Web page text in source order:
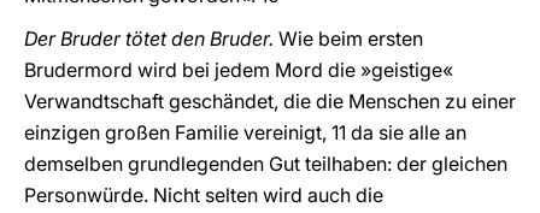
Der Bruder tötet den Bruder. Wie beim ersten
Brudermord wird bei jedem Mord die »geistige«
Verwandtschaft geschändet, die die Menschen zu einer
einzigen großen Familie vereinigt, 11 da sie alle an
demselben grundlegenden Gut teilhaben: der gleichen
Personwürde. Nicht selten wird auch die